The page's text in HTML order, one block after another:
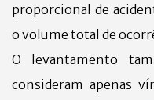
proporcional de
o volume total de
O levantamento
consideram apenas